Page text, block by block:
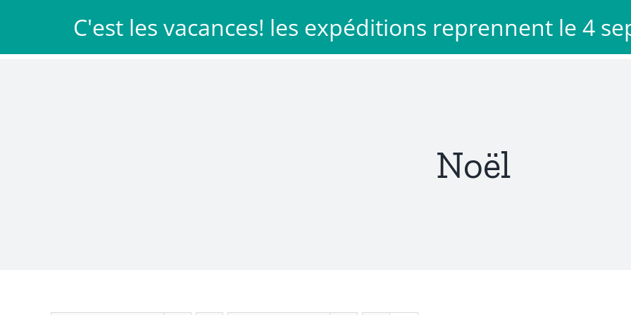
C'est les vacances! les expéditions reprennent le 4
Les Patachons Idée cadeau Décoration Voyage Mode Mon
Noël